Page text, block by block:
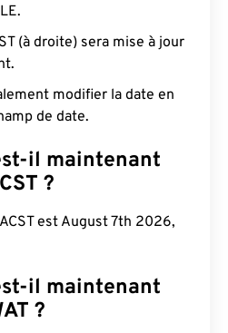
(à droite) sera mise à jour
modifier la date en
de date.
il maintenant
?
est August 7th 2026,
il maintenant
?